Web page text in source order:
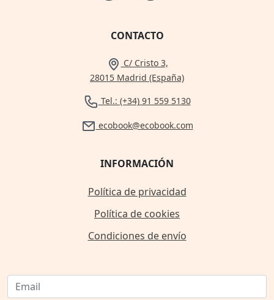
CONTACTO
C/ Cristo 3,
28015 Madrid (España)
Tel.: (+34) 91 559 5130
ecobook@ecobook.com
INFORMACIÓN
Política de privacidad
Política de cookies
Condiciones de envío